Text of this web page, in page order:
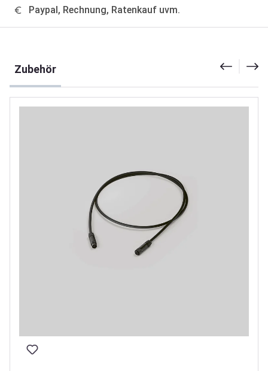
Paypal, Rechnung, Ratenkauf uvm.
Zubehör